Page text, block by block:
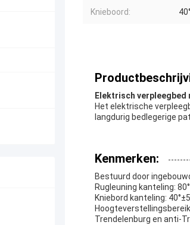
Knieboord:
Elektrisch
Het elektrische
langdurig bedlegerige
Kenmerken:
Bestuurd door
Rugleuning kanteling:
Kniebord kanteling:
Trendelenburg en anti-